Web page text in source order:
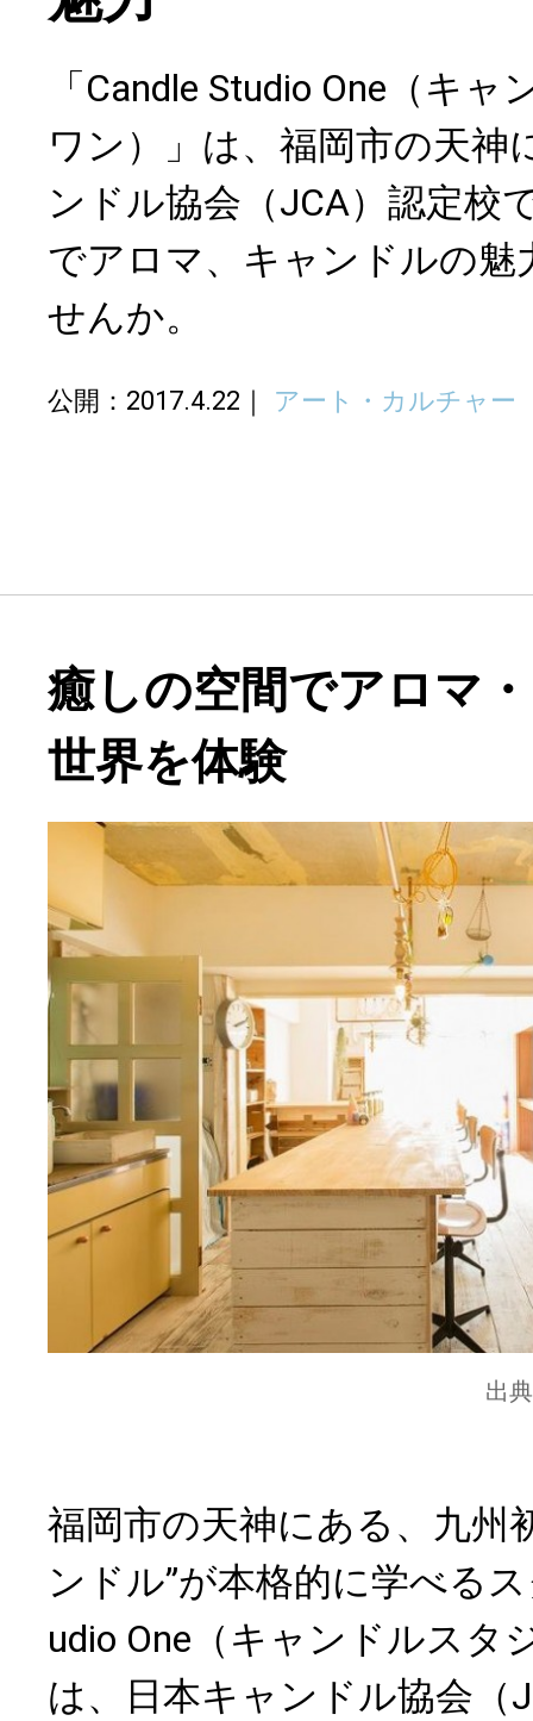
「Candle Studio One（キ
ワン）」は、福岡市の天神
ンドル協会（JCA）認定校
でアロマ、キャンドルの魅
せんか。
公開：2017.4.22 アート・カルチャー
癒しの空間でアロマ
世界を体験
出
福岡市の天神にある、九州
ンドル”が本格的に学べる
udio One（キャンドルス
は、日本キャンドル協会（